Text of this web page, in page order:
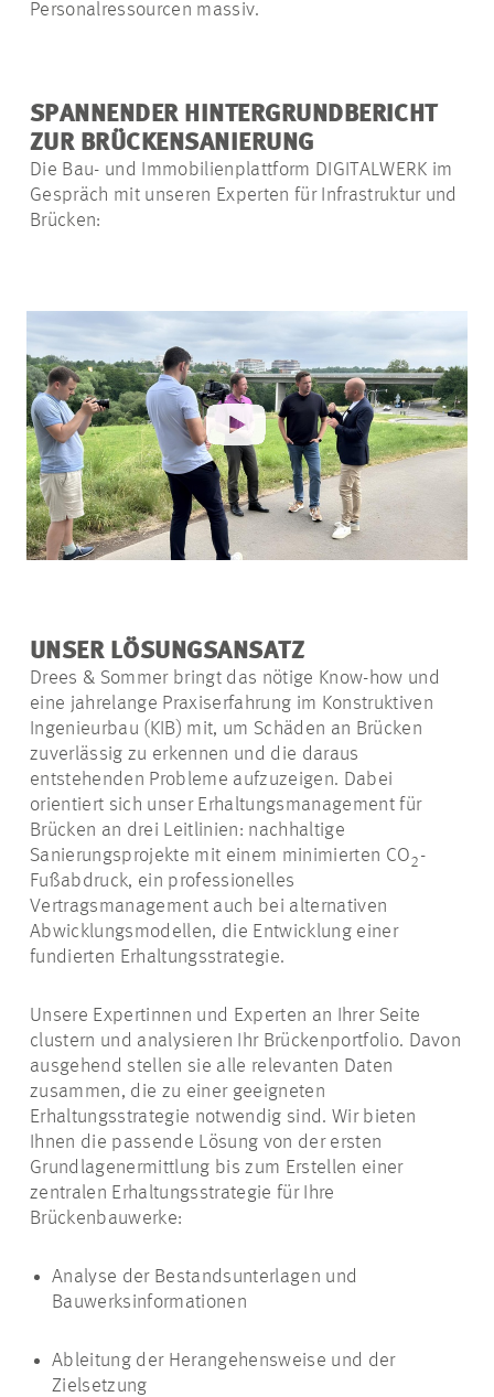
Personalressourcen massiv.
SPANNENDER HINTERGRUNDBERICHT
ZUR BRÜCKENSANIERUNG
Die Bau- und Immobilienplattform DIGITALWERK im
Gespräch mit unseren Experten für Infrastruktur und
Brücken:
UNSER LÖSUNGSANSATZ
Drees & Sommer bringt das nötige Know-how und
eine jahrelange Praxiserfahrung im Konstruktiven
Ingenieurbau (KIB) mit, um Schäden an Brücken
zuverlässig zu erkennen und die daraus
entstehenden Probleme aufzuzeigen. Dabei
orientiert sich unser Erhaltungsmanagement für
Brücken an drei Leitlinien: nachhaltige
Sanierungsprojekte mit einem minimierten CO2 -
Fußabdruck, ein professionelles
Vertragsmanagement auch bei alternativen
Abwicklungsmodellen, die Entwicklung einer
fundierten Erhaltungsstrategie.
Unsere Expertinnen und Experten an Ihrer Seite
clustern und analysieren Ihr Brückenportfolio. Davon
ausgehend stellen sie alle relevanten Daten
zusammen, die zu einer geeigneten
Erhaltungsstrategie notwendig sind. Wir bieten
Ihnen die passende Lösung von der ersten
Grundlagenermittlung bis zum Erstellen einer
zentralen Erhaltungsstrategie für Ihre
Brückenbauwerke:
Analyse der Bestandsunterlagen und
Bauwerksinformationen
Ableitung der Herangehensweise und der
Zielsetzung